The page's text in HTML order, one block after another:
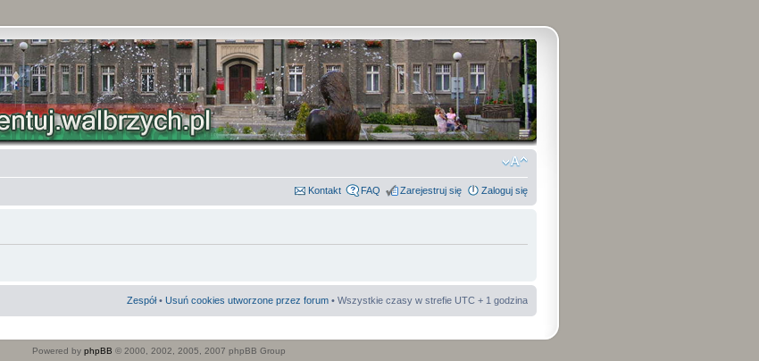
Kontakt FAQ Zarejestruj się Zaloguj się
Zespół• Usuń cookies utworzone przez forum • Wszystkie czasy w strefie UTC + 1 godzina
Powered by phpBB © 2000, 2002, 2005, 2007 phpBB Group